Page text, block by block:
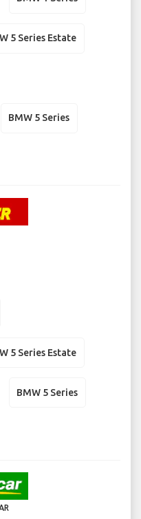
5 Series Estate
BMW 5 Series
5 Series Estate
BMW 5 Series